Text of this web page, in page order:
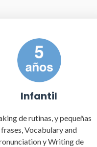
Infantil
de rutinas, y pequeñas
frases, Vocabulary and
y Writing de